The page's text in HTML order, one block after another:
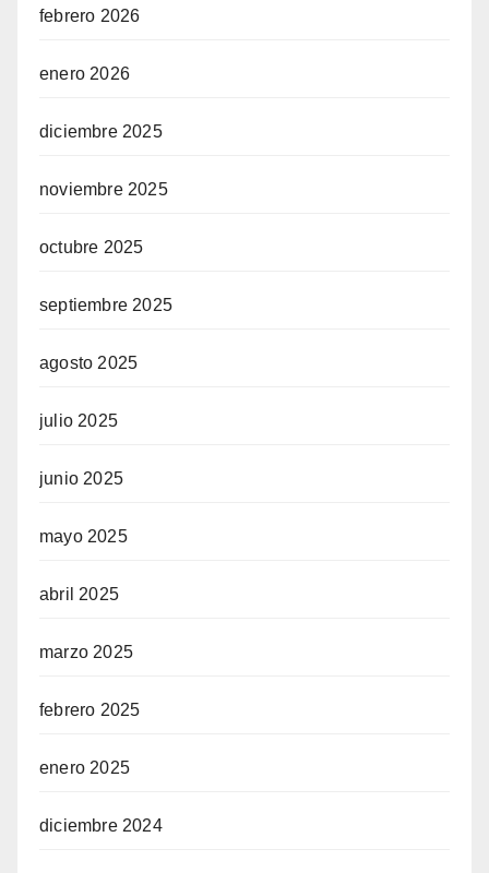
febrero 2026
enero 2026
diciembre 2025
noviembre 2025
octubre 2025
septiembre 2025
agosto 2025
julio 2025
junio 2025
mayo 2025
abril 2025
marzo 2025
febrero 2025
enero 2025
diciembre 2024